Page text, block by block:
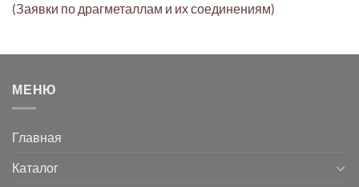
(Заявки по драгметаллам и их соединениям)
МЕНЮ
Главная
Каталог